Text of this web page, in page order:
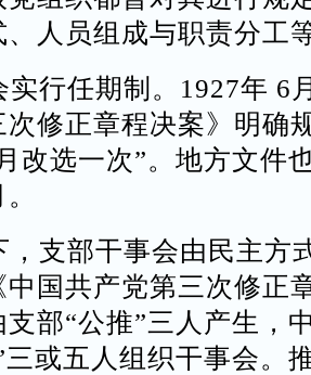
人员组成与职责分工
行任期制。1927年 6
次修正章程决案》明确
改选一次”。地方文件
支部干事会由民主方
中国共产党第三次修正
部“公推”三人产生，
三或五人组织干事会。